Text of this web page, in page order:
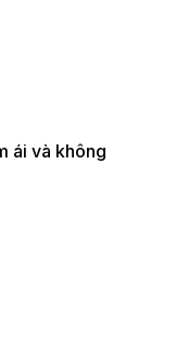
ái và không